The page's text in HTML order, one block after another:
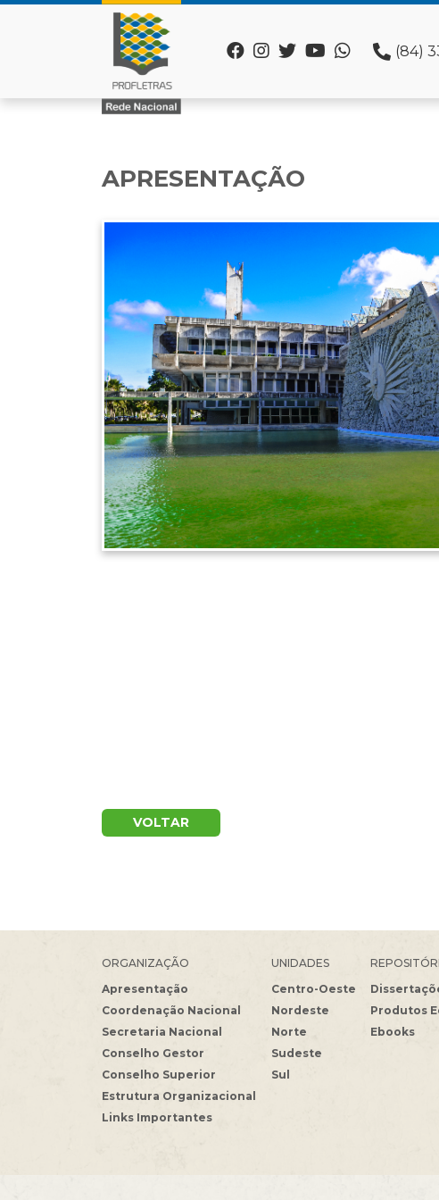
(84)
APRESENTAÇÃO
VOLTAR
ORGANIZAÇÃO
Apresentação
Coordenação Nacional
Secretaria Nacional
Conselho Gestor
Conselho Superior
Estrutura Organizacional
Links Importantes
UNIDADES
Centro-Oeste
Nordeste
Norte
Sudeste
Sul
Produtos
Ebooks